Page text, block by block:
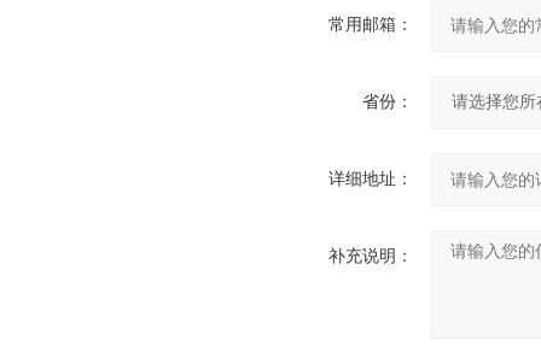
常用邮箱：
省份：
详细地址：
补充说明：